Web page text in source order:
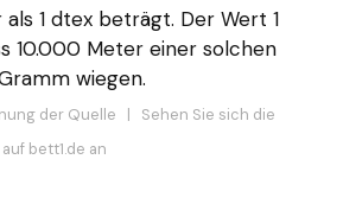
1 dtex beträgt. Der Wert 1
10.000 Meter einer solchen
wiegen.
der Quelle | Sehen Sie sich die
bett1.de an